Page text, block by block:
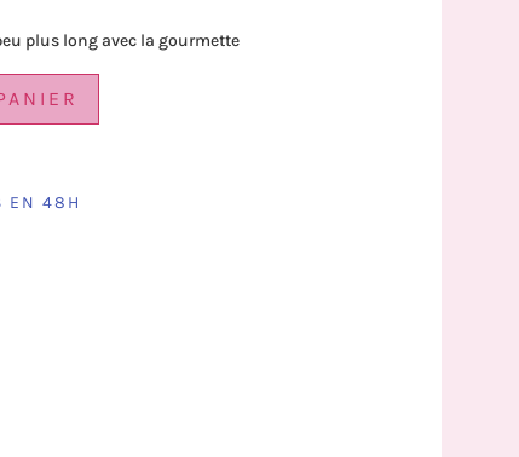
plus long avec la gourmette
EN 48H